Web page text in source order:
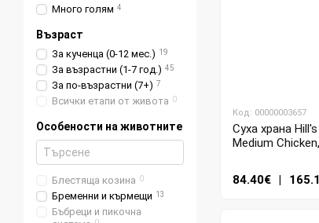
Код: 00000003657
Суха храна
Medium
84.40€
Много голям 4
Възраст
За кученца (0-12 мес.) 19
За възрастни (1-7 год.) 45
За по-възрастни (7+) 7
Всички етапи от живота 0
Особености на животните
Блестяща козина 0
Бременни и кърмещи 13
Бъбреци и пикочна